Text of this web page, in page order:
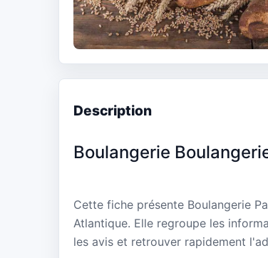
Description
Boulangerie
Cette fiche présente Boulangerie
Atlantique. Elle regroupe les
les avis et retrouver rapidement